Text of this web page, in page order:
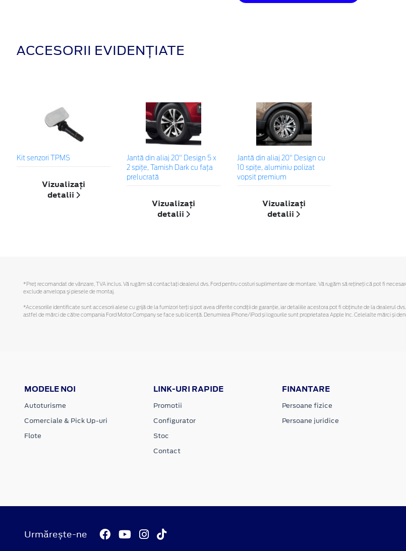
ACCESORII EVIDENȚIATE
Kit senzori TPMS
Vizualizați
detalii
Jantă din aliaj 20" Design 5 x
2 spiţe, Tarnish Dark cu fața
prelucrată
Vizualizați
detalii
Jantă din aliaj 20" Design cu
10 spițe, aluminiu polizat
vopsit premium
Vizualizați
detalii
*Preţ recomandat de vânzare, TVA inclus. Vă rugăm să contactaţi dealerul dvs. Ford pentru costuri suplimentare de montare. Vă rugăm să reţineţi că pot fi
exclude anvelopa şi piesele de montaj.
*Accesoriile identificate sunt accesorii alese cu grijă de la furnizori terți și pot avea diferite condiții de garanție, iar detaliile acestora pot fi obținute de la dealerul
astfel de mărci de către compania Ford Motor Company se face sub licență. Denumirea iPhone/iPod și logourile sunt proprietatea Apple Inc. Celelalte mărci și
MODELE NOI
Autoturisme
Comerciale & Pick Up-uri
Flote
LINK-URI RAPIDE
Promotii
Configurator
Stoc
Contact
FINANTARE
Persoane fizice
Persoane juridice
Urmărește-ne